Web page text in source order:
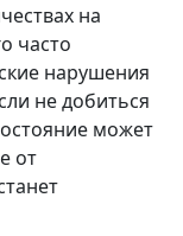
на
часто
нарушения
не добиться
может
от